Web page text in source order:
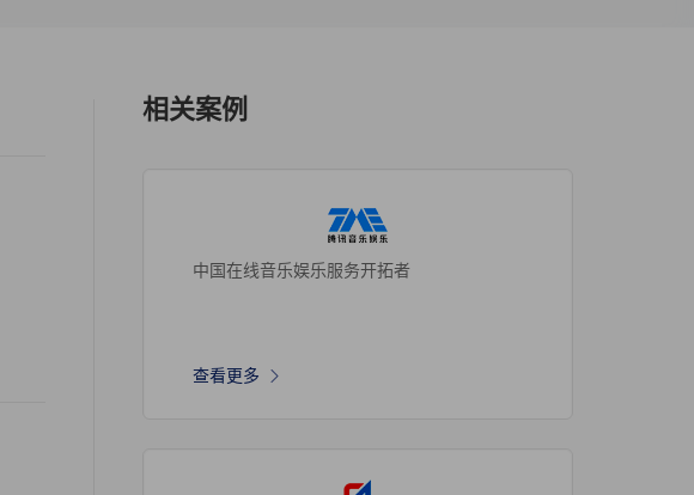
相关案例
中国在线音乐娱乐服务开拓者
查看更多